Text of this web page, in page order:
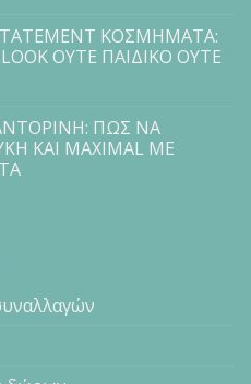
ΚΟΣΜΗΜΑΤΑ:
ΟΥΤΕ ΠΑΙΔΙΚΟ ΟΥΤΕ
ΠΩΣ ΝΑ
ΚΑΙ MAXIMAL ΜΕ